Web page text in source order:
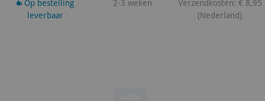
Op bestelling
leverbaar
2-3 weken
Verzendkosten: € 8,95
(Nederland)